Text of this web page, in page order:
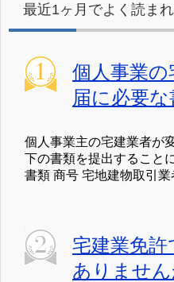
最近1ヶ月でよく読ま
個人事業の
届に必要な
個人事業主の宅建業者が
下の書類を提出すること
書類 商号 宅地建物取引業
宅建業免
ありません